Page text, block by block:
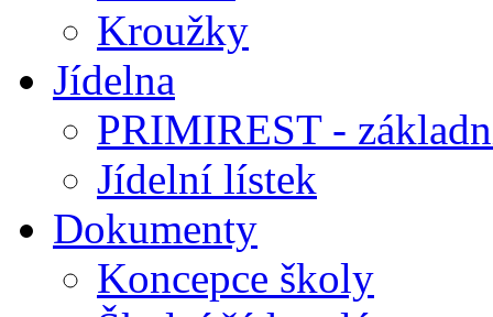
Kroužky
Jídelna
PRIMIREST -
Jídelní lístek
Dokumenty
Koncepce školy